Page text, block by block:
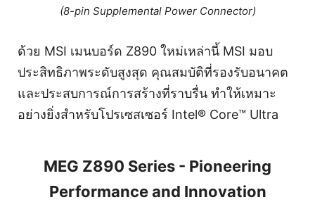
(8-pin Supplemental Power Connector)
ด้วย MSI เมนบอร์ด Z890 ใหม่เหล่านี้ MSI มอบ
ประสิทธิภาพระดับสูงสุด คุณสมบัติที่รองรับอนาคต
และประสบการณ์การสร้างที่ราบรื่น ทำให้เหมาะ
อย่างยิ่งสำหรับโปรเซสเซอร์ Intel® Core™ Ultra
MEG Z890 Series - Pioneering
Performance and Innovation